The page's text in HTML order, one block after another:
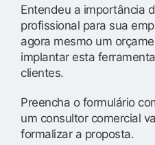
Entendeu a importância
profissional para sua
agora mesmo um
implantar esta
clientes.
Preencha o formulário
um consultor comercial
formalizar a proposta.